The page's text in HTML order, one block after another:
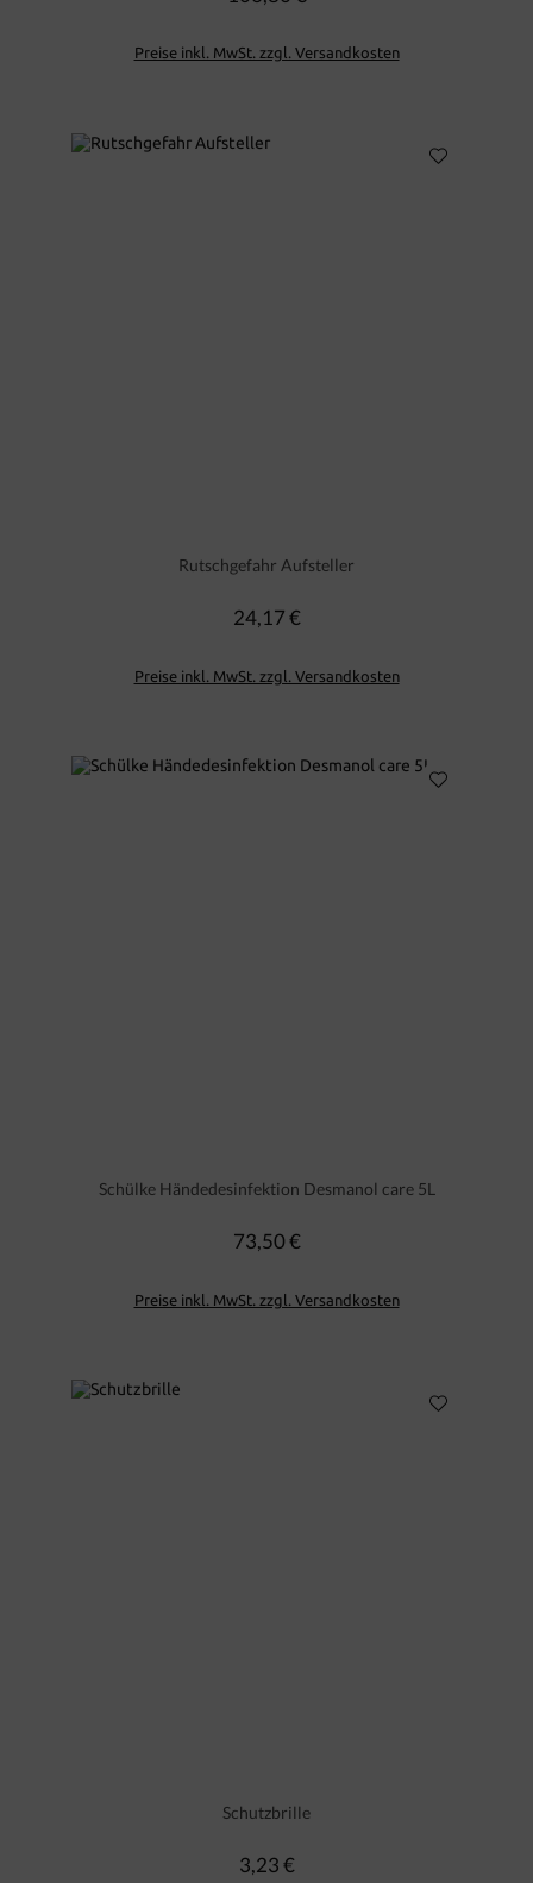
Preise inkl. MwSt. zzgl. Versandkosten
Rutschgefahr Aufsteller
Regulärer Preis:
24,17 €
Preise inkl. MwSt. zzgl. Versandkosten
Schülke Händedesinfektion Desmanol care 5L
Regulärer Preis:
73,50 €
Preise inkl. MwSt. zzgl. Versandkosten
Schutzbrille
Regulärer Preis:
3,23 €